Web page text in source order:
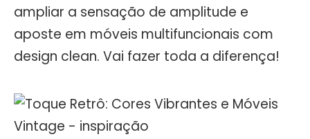
ampliar a sensação de amplitude e
aposte em móveis multifuncionais com
design clean. Vai fazer toda a diferença!